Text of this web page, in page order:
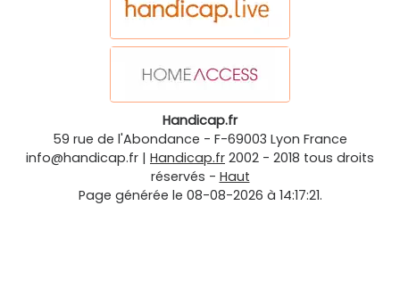
Handicap.fr
59 rue de l'Abondance - F-69003 Lyon France
info@handicap.fr | Handicap.fr 2002 - 2018 tous droits
réservés - Haut
Page générée le 08-08-2026 à 14:17:21.